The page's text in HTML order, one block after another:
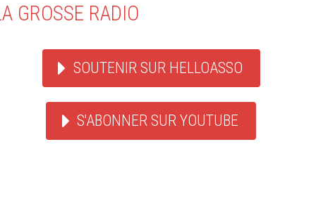
GROSSE RADIO
SOUTENIR SUR HELLOASSO
S'ABONNER SUR YOUTUBE